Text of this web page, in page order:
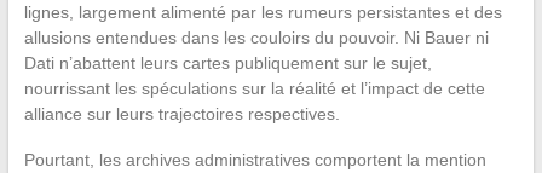
lignes, largement alimenté par les rumeurs persistantes et des
allusions entendues dans les couloirs du pouvoir. Ni Bauer ni
Dati n’abattent leurs cartes publiquement sur le sujet,
nourrissant les spéculations sur la réalité et l’impact de cette
alliance sur leurs trajectoires respectives.
Pourtant, les archives administratives comportent la mention